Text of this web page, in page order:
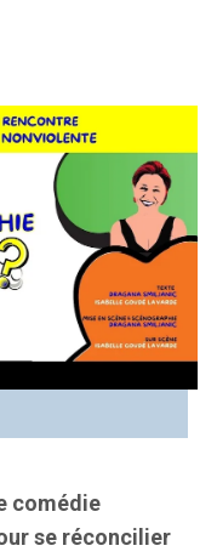
comédie
se réconcilier